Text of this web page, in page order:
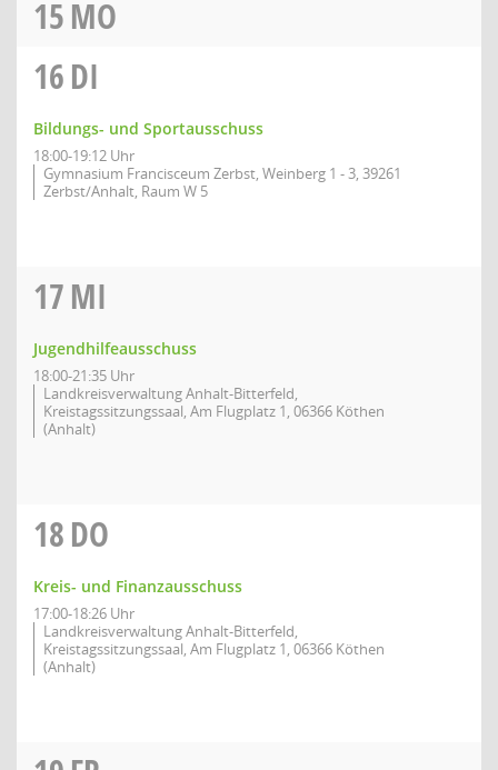
15MO
16DI
Bildungs- und Sportausschuss
18:00-19:12 Uhr
Gymnasium Francisceum Zerbst, Weinberg 1 - 3, 39261
Zerbst/Anhalt, Raum W 5
17MI
Jugendhilfeausschuss
18:00-21:35 Uhr
Landkreisverwaltung Anhalt-Bitterfeld,
Kreistagssitzungssaal, Am Flugplatz 1, 06366 Köthen
(Anhalt)
18DO
Kreis- und Finanzausschuss
17:00-18:26 Uhr
Landkreisverwaltung Anhalt-Bitterfeld,
Kreistagssitzungssaal, Am Flugplatz 1, 06366 Köthen
(Anhalt)